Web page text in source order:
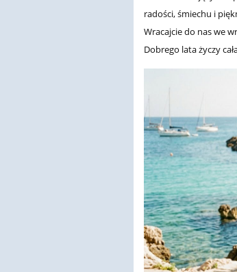
radości, śmiechu i
Wracajcie do nas we
Dobrego lata życzy